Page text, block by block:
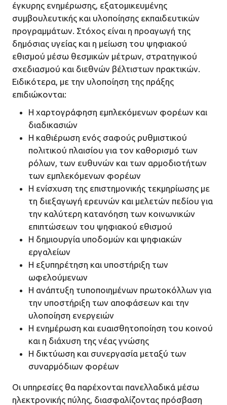
έγκυρης ενημέρωσης, εξατομικευμένης
συμβουλευτικής και υλοποίησης εκπαιδευτικών
προγραμμάτων. Στόχος είναι η προαγωγή της
δημόσιας υγείας και η μείωση του ψηφιακού
εθισμού μέσω θεσμικών μέτρων, στρατηγικού
σχεδιασμού και διεθνών βέλτιστων πρακτικών.
Ειδικότερα, με την υλοποίηση της πράξης
επιδιώκονται:
Η χαρτογράφηση εμπλεκόμενων φορέων και
διαδικασιών
Η καθιέρωση ενός σαφούς ρυθμιστικού
πολιτικού πλαισίου για τον καθορισμό των
ρόλων, των ευθυνών και των αρμοδιοτήτων
των εμπλεκόμενων φορέων
Η ενίσχυση της επιστημονικής τεκμηρίωσης με
τη διεξαγωγή ερευνών και μελετών πεδίου για
την καλύτερη κατανόηση των κοινωνικών
επιπτώσεων του ψηφιακού εθισμού
Η δημιουργία υποδομών και ψηφιακών
εργαλείων
Η εξυπηρέτηση και υποστήριξη των
ωφελούμενων
Η ανάπτυξη τυποποιημένων πρωτοκόλλων για
την υποστήριξη των αποφάσεων και την
υλοποίηση ενεργειών
Η ενημέρωση και ευαισθητοποίηση του κοινού
και η διάχυση της νέας γνώσης
Η δικτύωση και συνεργασία μεταξύ των
συναρμόδιων φορέων
Οι υπηρεσίες θα παρέχονται πανελλαδικά μέσω
ηλεκτρονικής πύλης, διασφαλίζοντας πρόσβαση